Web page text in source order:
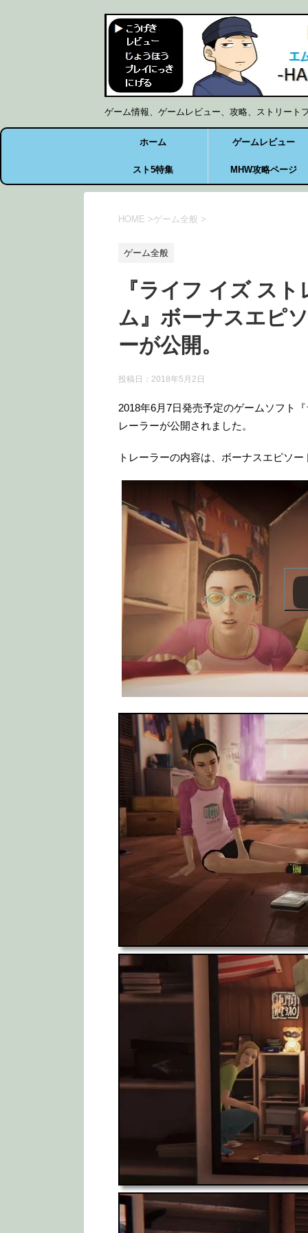
ゲーム情報、ゲームレビュー、攻略、ストリート
ホーム ゲームレビュー
スト5特集 MHW攻略ページ
HOME >ゲーム全般 >
ゲーム全般
『ライフ イズ ス
ム』ボーナスエピ
ーが公開。
投稿日： 2018年5月2日
2018年6月7日発売予定のゲームソフト
レーラーが公開されました。
トレーラーの内容は、ボーナスエピソー
この動画を YouTube で視聴